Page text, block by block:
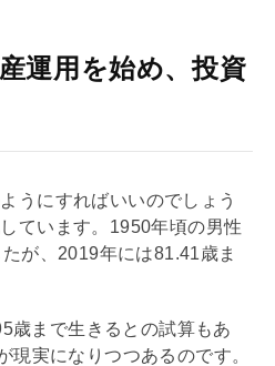
運用を始め、投資
うにすればいいのでしょう
ています。1950年頃の男性
が、2019年には81.41歳ま
歳まで生きるとの試算もあ
現実になりつつあるのです。